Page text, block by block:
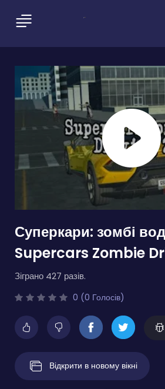
Суперкари: зомбі
Supercars Zombie
Зіграно 427 разів.
0 (0 Голосів)
Відкрити в новому вікні